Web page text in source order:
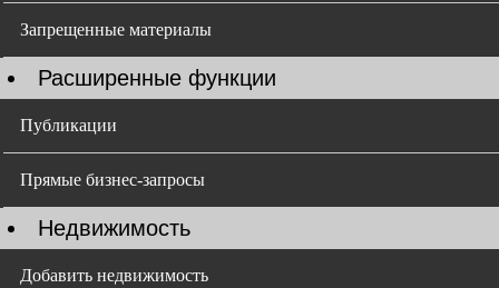
Запрещенные материалы
Расширенные функции
Публикации
Прямые бизнес-запросы
Недвижимость
Добавить недвижимость